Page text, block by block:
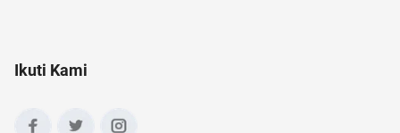
Ikuti Kami